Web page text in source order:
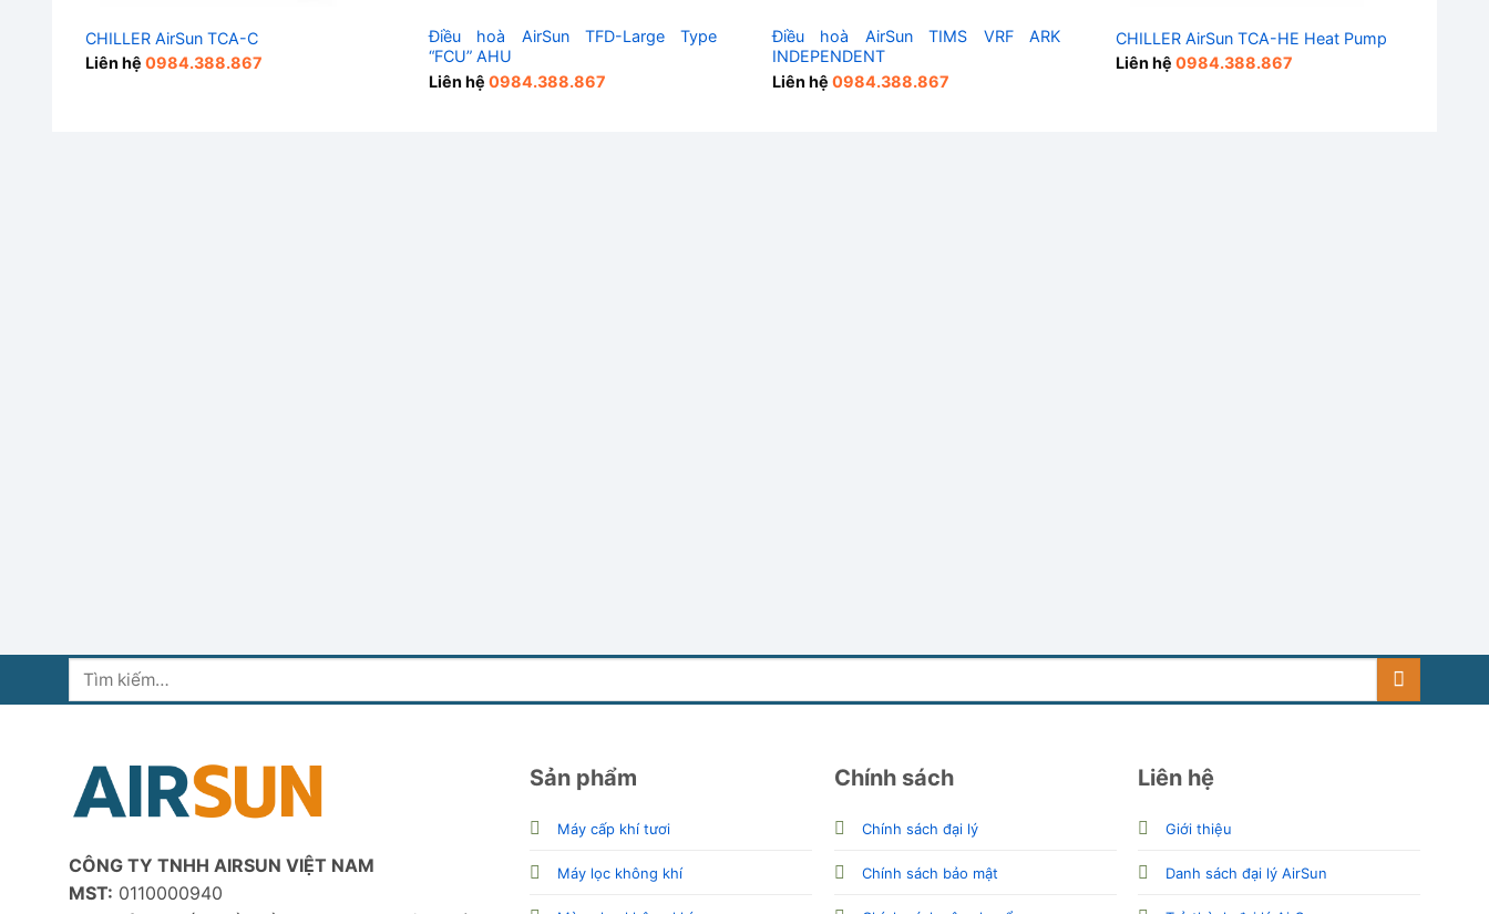
CHILLER AirSun TCA-C
Liên hệ 0984.388.867
Điều hoà AirSun TFD-Large Type
“FCU” AHU
Liên hệ 0984.388.867
Điều hoà AirSun TIMS VRF ARK
INDEPENDENT
Liên hệ 0984.388.867
CHILLER AirSun TCA-HE Heat Pump
Liên hệ 0984.388.867
Tìm
CÔNG TY TNHH AIRSUN VIỆT NAM
MST: 0110000940
Sản phẩm
Máy cấp khí tươi
Máy lọc không khí
Chính sách
Chính sách đại lý
Chính sách bảo mật
Liên hệ
Giới thiệu
Danh sách đại lý AirSun